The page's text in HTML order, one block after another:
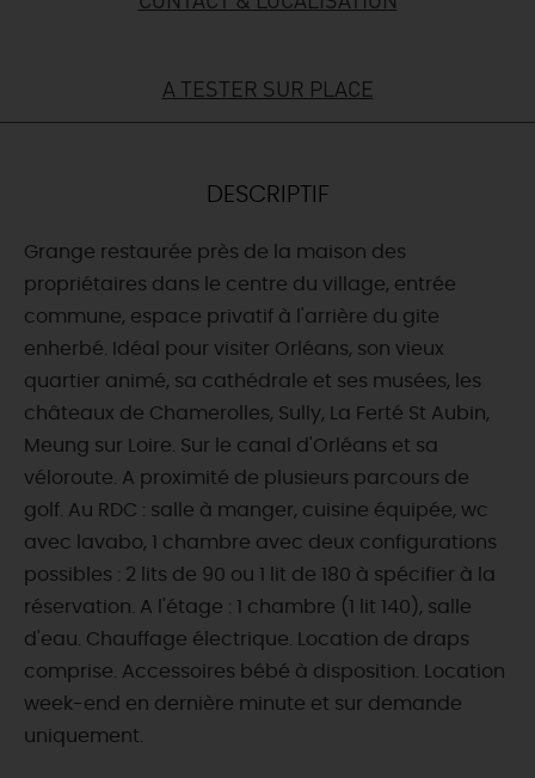
TOUT L'AGENDA
A TESTER SUR PLACE
DESCRIPTIF
Grange restaurée près de la maison des
propriétaires dans le centre du village, entrée
commune, espace privatif à l'arrière du gite
enherbé. Idéal pour visiter Orléans, son vieux
quartier animé, sa cathédrale et ses musées, les
châteaux de Chamerolles, Sully, La Ferté St Aubin,
Meung sur Loire. Sur le canal d'Orléans et sa
véloroute. A proximité de plusieurs parcours de
golf. Au RDC : salle à manger, cuisine équipée, wc
avec lavabo, 1 chambre avec deux configurations
possibles : 2 lits de 90 ou 1 lit de 180 à spécifier à la
réservation. A l'étage : 1 chambre (1 lit 140), salle
d'eau. Chauffage électrique. Location de draps
comprise. Accessoires bébé à disposition. Location
week-end en dernière minute et sur demande
uniquement.